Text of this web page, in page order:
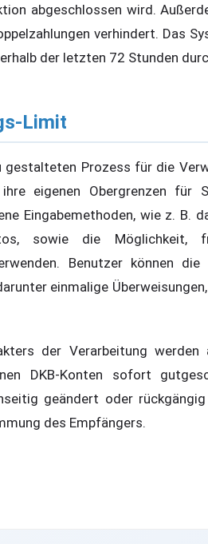
abgeschlossen wird.
verhindert. Das
der letzten 72 Stunden
Limit
gestalteten Prozess für die
eigenen Obergrenzen für
Eingabemethoden, wie z. B.
sowie die Möglichkeit,
Benutzer können
einmalige
der Verarbeitung werden
DKB-Konten sofort
geändert oder
des Empfängers.